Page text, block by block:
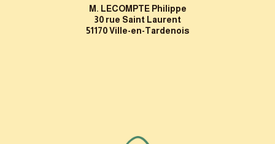
M. LECOMPTE Philippe
30 rue Saint Laurent
51170 Ville-en-Tardenois